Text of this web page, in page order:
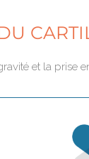
et la prise